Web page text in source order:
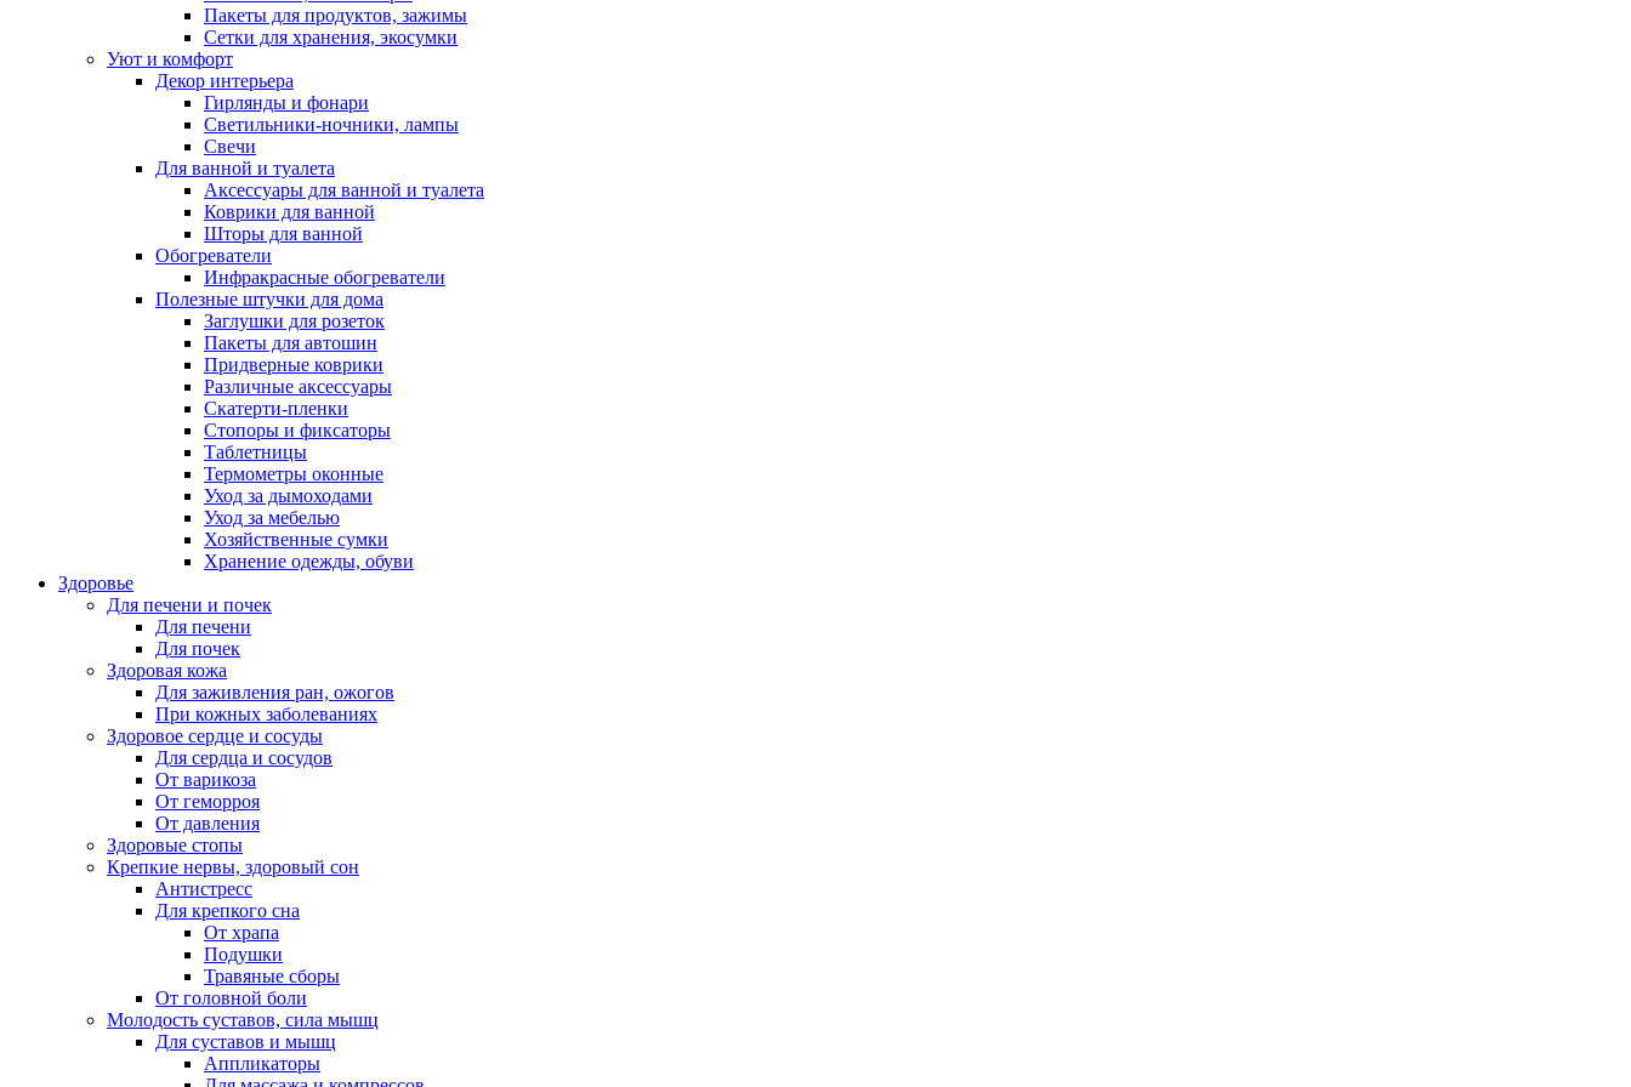
Пакеты для продуктов, зажимы
Сетки для хранения, экосумки
Уют и комфорт
Декор интерьера
Гирлянды и фонари
Светильники-ночники, лампы
Свечи
Для ванной и туалета
Аксессуары для ванной и туалета
Коврики для ванной
Шторы для ванной
Обогреватели
Инфракрасные обогреватели
Полезные штучки для дома
Заглушки для розеток
Пакеты для автошин
Придверные коврики
Различные аксессуары
Скатерти-пленки
Стопоры и фиксаторы
Таблетницы
Термометры оконные
Уход за дымоходами
Уход за мебелью
Хозяйственные сумки
Хранение одежды, обуви
Здоровье
Для печени и почек
Для печени
Для почек
Здоровая кожа
Для заживления ран, ожогов
При кожных заболеваниях
Здоровое сердце и сосуды
Для сердца и сосудов
От варикоза
От геморроя
От давления
Здоровые стопы
Крепкие нервы, здоровый сон
Антистресс
Для крепкого сна
От храпа
Подушки
Травяные сборы
От головной боли
Молодость суставов, сила мышц
Для суставов и мышц
Аппликаторы